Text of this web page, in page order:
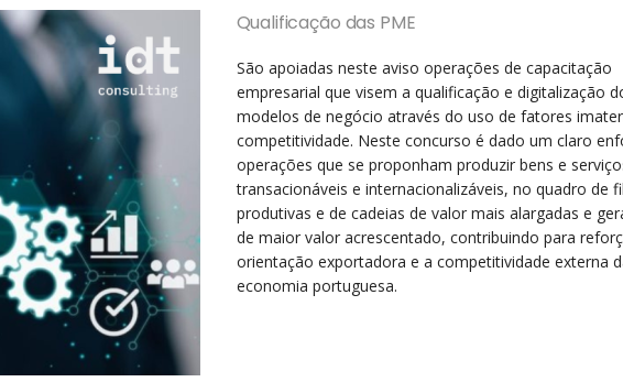
Qualificação das PME
São apoiadas neste aviso operações de capacitação
empresarial que visem a qualificação e digitalização
modelos de negócio através do uso de fatores
competitividade. Neste concurso é dado um claro
operações que se proponham produzir bens e
transacionáveis e internacionalizáveis, no quadro de
produtivas e de cadeias de valor mais alargadas e
de maior valor acrescentado, contribuindo para
orientação exportadora e a competitividade externa
economia portuguesa.